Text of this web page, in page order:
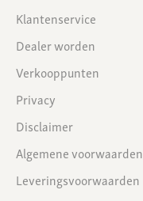
Klantenservice
Dealer worden
Verkooppunten
Privacy
Disclaimer
Algemene voorwaarden
Leveringsvoorwaarden